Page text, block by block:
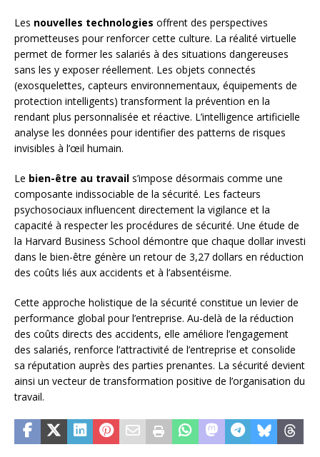
Les nouvelles technologies offrent des perspectives
prometteuses pour renforcer cette culture. La réalité virtuelle
permet de former les salariés à des situations dangereuses
sans les y exposer réellement. Les objets connectés
(exosquelettes, capteurs environnementaux, équipements de
protection intelligents) transforment la prévention en la
rendant plus personnalisée et réactive. L’intelligence artificielle
analyse les données pour identifier des patterns de risques
invisibles à l’œil humain.
Le bien-être au travail s’impose désormais comme une
composante indissociable de la sécurité. Les facteurs
psychosociaux influencent directement la vigilance et la
capacité à respecter les procédures de sécurité. Une étude de
la Harvard Business School démontre que chaque dollar investi
dans le bien-être génère un retour de 3,27 dollars en réduction
des coûts liés aux accidents et à l’absentéisme.
Cette approche holistique de la sécurité constitue un levier de
performance global pour l’entreprise. Au-delà de la réduction
des coûts directs des accidents, elle améliore l’engagement
des salariés, renforce l’attractivité de l’entreprise et consolide
sa réputation auprès des parties prenantes. La sécurité devient
ainsi un vecteur de transformation positive de l’organisation du
travail.